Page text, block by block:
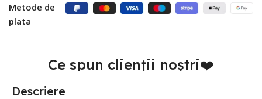
Metode de
plata
Ce spun clienții noștri❤️
Descriere